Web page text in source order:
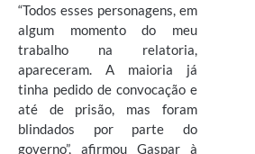
“Todos esses personagens, em
algum momento do meu
trabalho na relatoria,
apareceram. A maioria já
tinha pedido de convocação e
até de prisão, mas foram
blindados por parte do
governo”, afirmou Gaspar à